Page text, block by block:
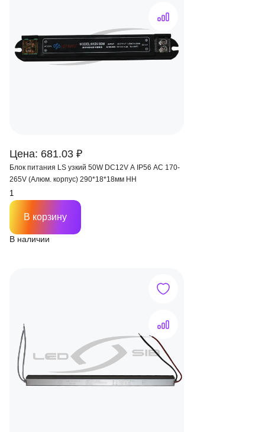
Цена: 681.03 ₽
Блок питания LS узкий 50W DC12V A IP56 AC 170-
265V (Алюм. корпус) 290*18*18мм HH
В наличии
В корзину